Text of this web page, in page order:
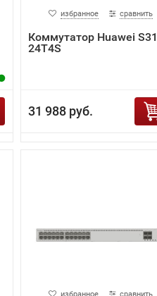
избранное сравнить
Коммутатор Huawei
24T4S
31 988 руб.
избранное сравнить